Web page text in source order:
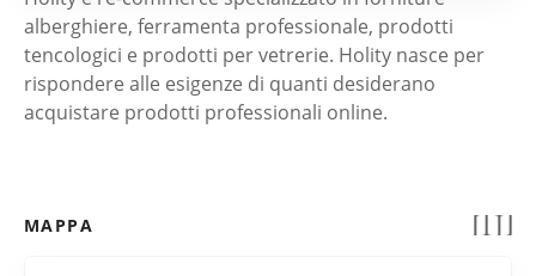
alberghiere, ferramenta professionale, prodotti
tencologici e prodotti per vetrerie. Holity nasce per
rispondere alle esigenze di quanti desiderano
acquistare prodotti professionali online.
MAPPA